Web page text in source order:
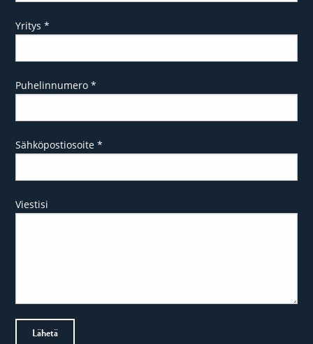
Yritys*
Puhelinnumero*
Sähköpostiosoite*
Viestisi